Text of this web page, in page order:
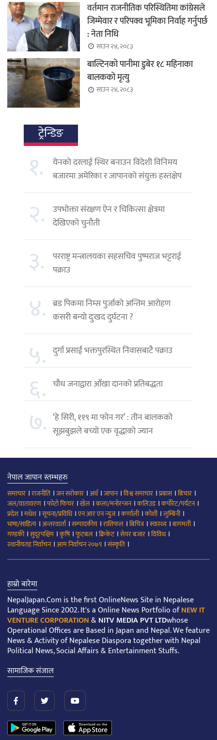
वर्तमान राजनीतिक परिस्थितिमा कांग्रेसले
जिम्मेवार र परिपक्व भूमिका निर्वाह गर्नुपर्छ
: नेता निधि
साउन २४, २०८३
बाल्टिनको पानीमा डुबेर १८ महिनाका
बालकको मृत्यु
साउन २४, २०८३
ट्रेन्डिङ
१.
येनको दरलाई स्थिर बनाउन विदेशी विनिमय
बजारमा अमेरिका र जापानको संयुक्त हस्तक्षेप
२. उपभोक्ता संरक्षण ऐन र चिकित्सा क्षेत्रमा
देखिएको चुनौती
३.
परराष्ट्र मन्त्रालयका सहसचिव पुष्पराज भट्टराई
पक्राउ
४. ब्रड पिकमा निम्स पुर्जाको अन्तिम आरोहण
कसरी बन्यो दुःखद दुर्घटना ?
५. दुर्गा प्रसाईं भक्तपुरस्थित निवासबाटै पक्राउ
६. चौध जनाद्वारा आँखा दानको प्रतिबद्धता
७. ‘हे सिरी, ११९ मा फोन गर’ : तीन बालकको
सूझबुझले बच्यो एक वृद्धाको ज्यान
नेपाल जापान स्तम्भहरु
समाचार ।राजनीति ।जन सरोकार ।अर्थ।जापान।विश्व समाचार ।प्रबास।बिचार ।
जल/वातावरण ।फोटो फिचर ।खेल ।कला/मनोरन्जन।कलिउड।कर्पोरेट/पर्यटन।
प्रदेश।मधेश।सूचना/प्रविधि।एन आर एन न्युज।कर्णाली।कोशी।लुम्बिनी।
भाषा/साहित्य ।अन्तरवार्ता।सम्पादकीय ।राशिफल ।बिचित्र।स्वास्थ्य ।बागमती।
गण्डकी।सुदूरपश्चिम ।कृषि।फूटबल ।क्रिकेट।सेयर बजार ।विविध।
स्थानीयतह निर्वाचन।आम निर्वाचन २०७९ ।संस्कृति ।
हाम्रो बारेमा
NepalJapan.Com is the first OnlineNews Site in Nepalese
Language Since 2002. It's a Online News Portfolio ofNEW IT
VENTURE CORPORATION&NITV MEDIA PVT LTDwhose
Operational Offices are Based in Japan and Nepal. We feature
News & Activity of Nepalese Diaspora together with Nepal
Political News, Social Affairs & Entertainment Stuffs.
सामाजिक संजाल